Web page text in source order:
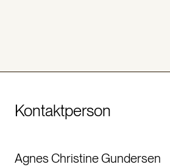
Kontaktperson
Agnes Christine Gundersen